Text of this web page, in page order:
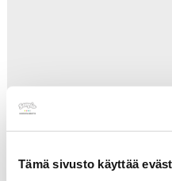
Tämä sivusto käyttää